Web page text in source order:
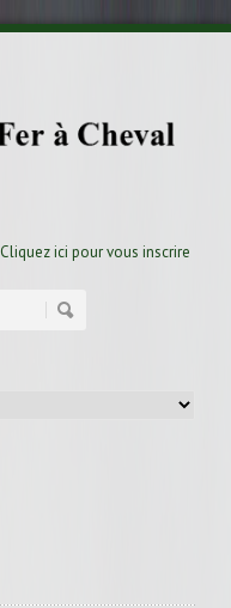
Cliquez ici pour vous inscrire